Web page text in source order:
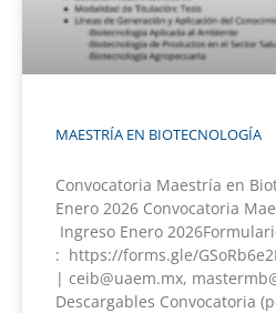
MAESTRÍA EN BIOTECNOLOGÍA
Convocatoria Maestría en
Enero 2026 Convocatoria
Ingreso Enero
: https://forms.gle/
| ceib@uaem.mx,
Descargables Convocatoria